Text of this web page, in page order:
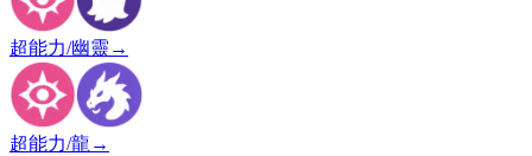
超能力/幽靈 →
超能力/龍 →